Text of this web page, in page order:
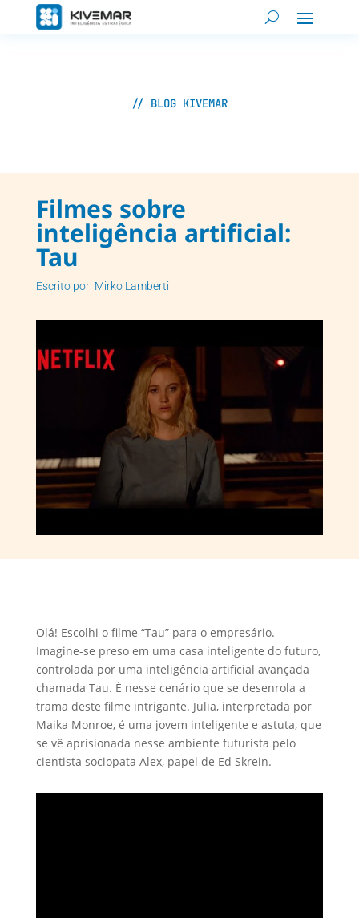
// BLOG KIVEMAR
Filmes sobre
inteligência artificial:
Tau
Escrito por: Mirko Lamberti
Olá! Escolhi o filme “Tau” para o empresário.
Imagine-se preso em uma casa inteligente do futuro,
controlada por uma inteligência artificial avançada
chamada Tau. É nesse cenário que se desenrola a
trama deste filme intrigante. Julia, interpretada por
Maika Monroe, é uma jovem inteligente e astuta, que
se vê aprisionada nesse ambiente futurista pelo
cientista sociopata Alex, papel de Ed Skrein.